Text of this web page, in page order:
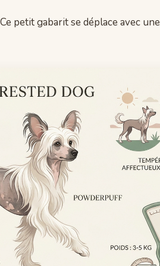
petit gabarit se déplace avec une